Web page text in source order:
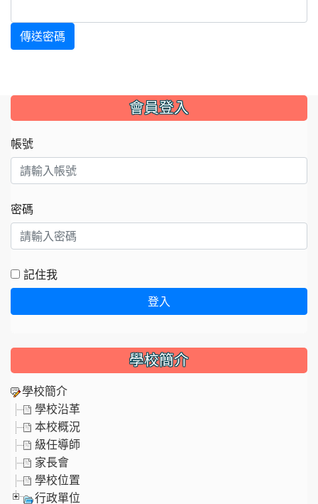
傳送密碼
::: 會員登入
帳號
密碼
記住我
登入
學校簡介
學校簡介
學校沿革
本校概況
級任導師
家長會
學校位置
行政單位